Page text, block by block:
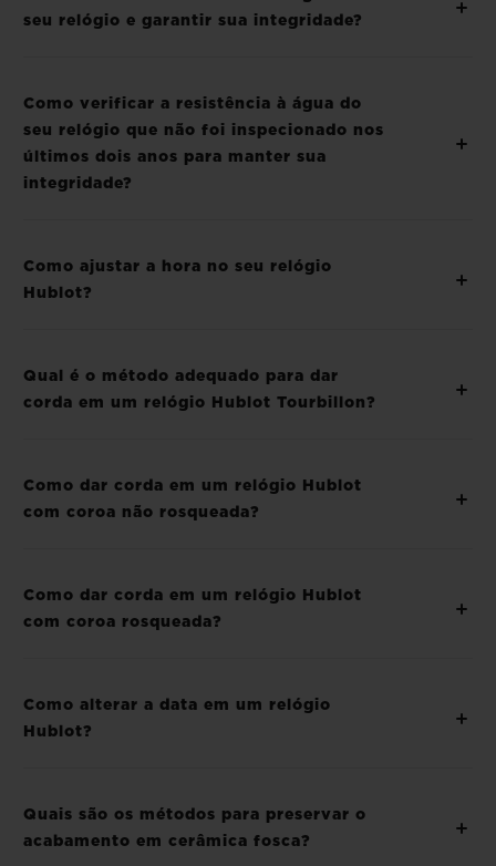
seu relógio e garantir sua integridade?
Como verificar a resistência à água do
seu relógio que não foi inspecionado nos
últimos dois anos para manter sua
integridade?
Como ajustar a hora no seu relógio
Hublot?
Qual é o método adequado para dar
corda em um relógio Hublot Tourbillon?
Como dar corda em um relógio Hublot
com coroa não rosqueada?
Como dar corda em um relógio Hublot
com coroa rosqueada?
Como alterar a data em um relógio
Hublot?
Quais são os métodos para preservar o
acabamento em cerâmica fosca?